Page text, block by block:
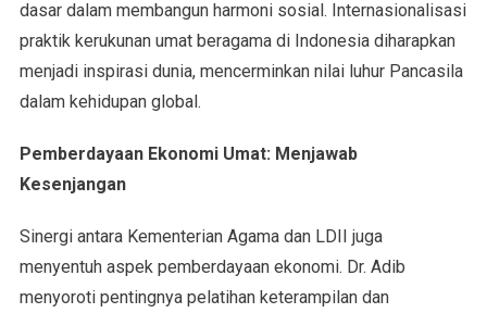
dasar dalam membangun harmoni sosial. Internasionalisasi
praktik kerukunan umat beragama di Indonesia diharapkan
menjadi inspirasi dunia, mencerminkan nilai luhur Pancasila
dalam kehidupan global.
Pemberdayaan Ekonomi Umat: Menjawab
Kesenjangan
Sinergi antara Kementerian Agama dan LDII juga
menyentuh aspek pemberdayaan ekonomi. Dr. Adib
menyoroti pentingnya pelatihan keterampilan dan